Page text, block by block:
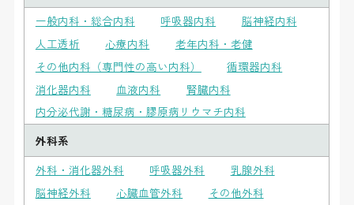
一般内科・総合内科
呼吸器内科
脳神経内科
人工透析
心療内科
老年内科・老健
その他内科（専門性の高い内科）
循環器内科
消化器内科
血液内科
腎臓内科
内分泌代謝・糖尿病・膠原病リウマチ内科
外科系
外科・消化器外科
呼吸器外科
乳腺外科
脳神経外科
心臓血管外科
その他外科